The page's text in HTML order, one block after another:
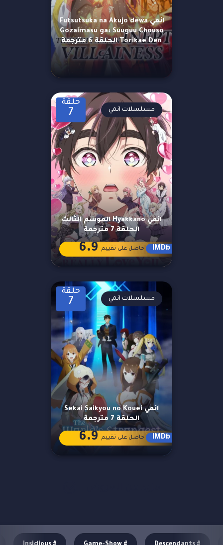
انمي Futsutsuka na Akujo dewa
Gozaimasu ga: Suuguu Chouso
Torikae Den الحلقة 6 مترجمة
حلقة
7
انمي Hyakkano الموسم الثالث
الحلقة 7 مترجمة
مسلسلات انمي
IMDb حاصل على تقييم 6.9
حلقة
7
انمي Sekai Saikyou no Kouei
الحلقة 7 مترجمة
مسلسلات انمي
IMDb حاصل على تقييم 6.9